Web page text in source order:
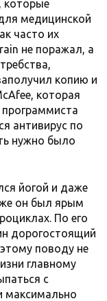
которые
медицинской
часто их
не поражал, а
копию и
которая
антивирус по
нужно было
йогой и даже
он был ярым
По его
дорогостоящий
поводу не
главному
с
максимально